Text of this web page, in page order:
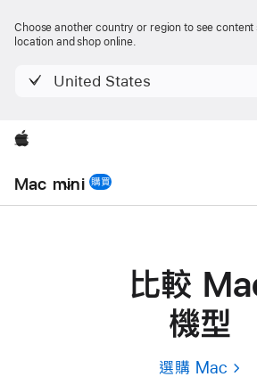
Choose another country or region to see
location and shop online.
United States
Apple
Mac mini
覽
購買Mac mini
比較
機型
選購 Mac